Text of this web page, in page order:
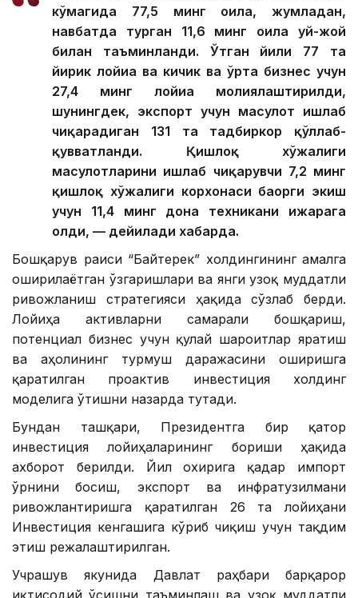
кўмагида 77,5 минг оила, жумладан,
навбатда турган 11,6 минг оила уй-жой
билан таъминланди. Ўтган йили 77 та
йирик лойиҳа ва кичик ва ўрта бизнес учун
27,4 минг лойиҳа молиялаштирилди,
шунингдек, экспорт учун маҳсулот ишлаб
чиқарадиган 131 та тадбиркор қўллаб-
қувватланди. Қишлоқ хўжалиги
маҳсулотларини ишлаб чиқарувчи 7,2 минг
қишлоқ хўжалиги корхонаси баҳорги экиш
учун 11,4 минг дона техникани ижарага
олди, — дейилади хабарда.
Бошқарув раиси “Байтерек” холдингининг амалга
оширилаётган ўзгаришлари ва янги узоқ муддатли
ривожланиш стратегияси ҳақида сўзлаб берди.
Лойиҳа активларни самарали бошқариш,
потенциал бизнес учун қулай шароитлар яратиш
ва аҳолининг турмуш даражасини оширишга
қаратилган проактив инвестиция холдинг
моделига ўтишни назарда тутади.
Бундан ташқари, Президентга бир қатор
инвестиция лойиҳаларининг бориши ҳақида
ахборот берилди. Йил охирига қадар импорт
ўрнини босиш, экспорт ва инфратузилмани
ривожлантиришга қаратилган 26 та лойиҳани
Инвестиция кенгашига кўриб чиқиш учун тақдим
этиш режалаштирилган.
Учрашув якунида Давлат раҳбари барқарор
иқтисодий ўсишни таъминлаш ва узоқ муддатли